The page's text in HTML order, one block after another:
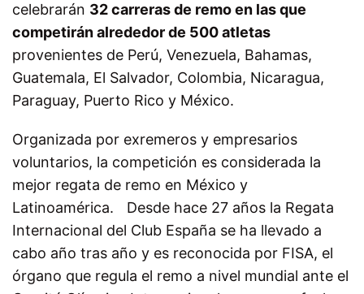
celebrarán 32 carreras de remo en las que
competirán alrededor de 500 atletas
provenientes de Perú, Venezuela, Bahamas,
Guatemala, El Salvador, Colombia, Nicaragua,
Paraguay, Puerto Rico y México.
Organizada por exremeros y empresarios
voluntarios, la competición es considerada la
mejor regata de remo en México y
Latinoamérica. Desde hace 27 años la Regata
Internacional del Club España se ha llevado a
cabo año tras año y es reconocida por FISA, el
órgano que regula el remo a nivel mundial ante el